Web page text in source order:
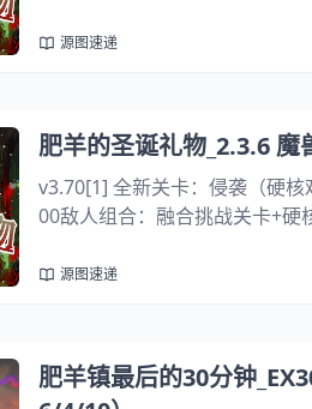
度；越后期英雄梯队越...
源图速递
肥羊的圣诞礼物_2.3.6 魔
v3.70[1] 全新关卡：侵袭（硬
00敌人组合：融合挑战关卡+硬
态：疫病（Болезн...
源图速递
肥羊镇最后的30分钟